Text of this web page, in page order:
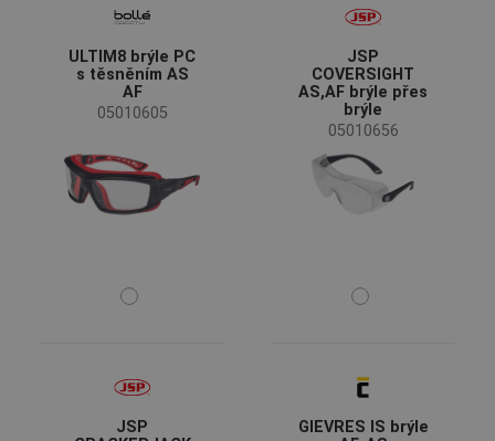
ULTIM8 brýle PC
s těsněním AS
AF
05010605
JSP
COVERSIGHT
AS,AF brýle přes
brýle
05010656
JSP
GIEVRES IS brýle